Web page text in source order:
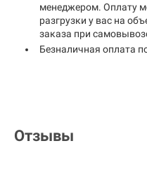
менеджером. Оплату
разгрузки у вас на
заказа при
Безналичная оплата
Отзывы